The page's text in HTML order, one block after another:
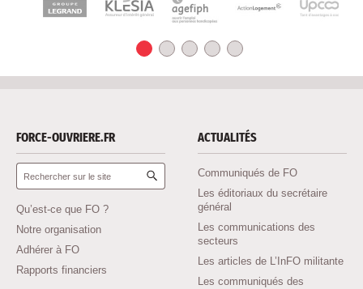
FORCE-OUVRIERE.FR
Rechercher :
Qu’est-ce que FO ?
Notre organisation
Adhérer à FO
Rapports financiers
ACTUALITÉS
Communiqués de FO
Les éditoriaux du secrétaire
général
Les communications des
secteurs
Les articles de L’InFO militante
Les communiqués des